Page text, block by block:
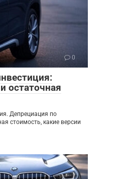
0
остаточная
Депрециация по
стоимость, какие версии